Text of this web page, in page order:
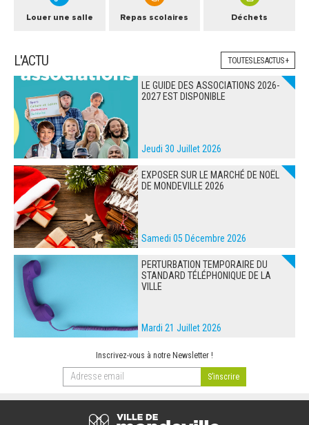
Louer une salle Repas scolaires Déchets
L'ACTU TOUTES LES ACTUS +
LE GUIDE DES ASSOCIATIONS 2026-
2027 EST DISPONIBLE
Jeudi 30 Juillet 2026
EXPOSER SUR LE MARCHÉ DE NOËL
DE MONDEVILLE 2026
Samedi 05 Décembre 2026
PERTURBATION TEMPORAIRE DU
STANDARD TÉLÉPHONIQUE DE LA
VILLE
Mardi 21 Juillet 2026
Inscrivez-vous à notre Newsletter !